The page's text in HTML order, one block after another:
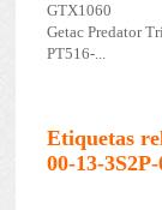
GTX1060
Getac Predator
PT516-...
Etiquetas
00-13-